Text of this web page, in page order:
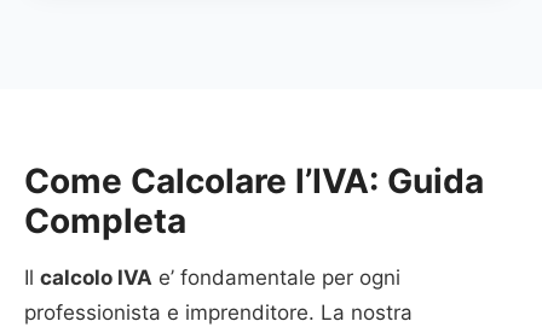
Come Calcolare l’IVA: Guida
Completa
Il calcolo IVA e’ fondamentale per ogni
professionista e imprenditore. La nostra